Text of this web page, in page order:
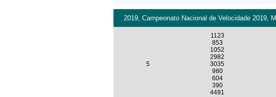
2019, Campeonato Nacional de Velocidade 2019,
5
1123
853
1052
2982
3035
980
604
390
4491